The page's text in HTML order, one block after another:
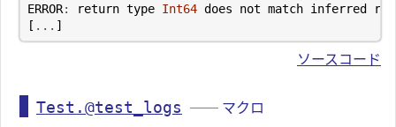
ERROR: return type Int64 does not match inferred
[ ... ]
ソースコード
Test.@test_logs ── マクロ